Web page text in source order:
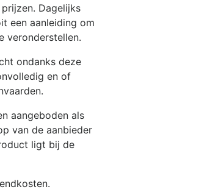
Dagelijks
een aanleiding om
veronderstellen.
ondanks deze
en of
aangeboden als
van de aanbieder
ligt bij de